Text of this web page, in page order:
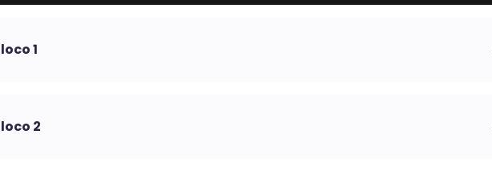
1
2